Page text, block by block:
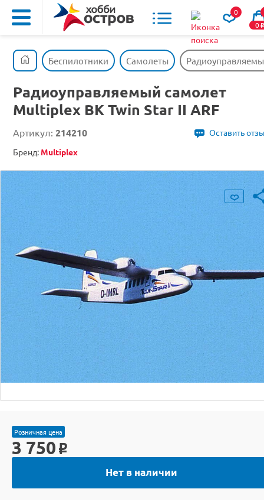
0
0o
Беспилотники Самолеты
Радиоуправляемый самолет
Multiplex BK Twin Star II ARF
Артикул: 214210
Оставить
Бренд: Multiplex
Розничная цена
3 750 o
Нет в наличии